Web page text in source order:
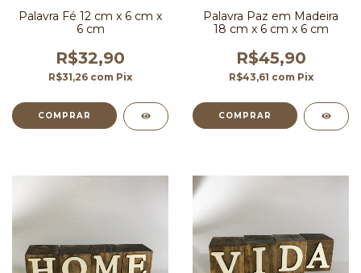
Palavra Fé 12 cm x 6 cm x
6 cm
R$32,90
R$31,26 com Pix
Palavra Paz em Madeira
18 cm x 6 cm x 6 cm
R$45,90
R$43,61 com Pix